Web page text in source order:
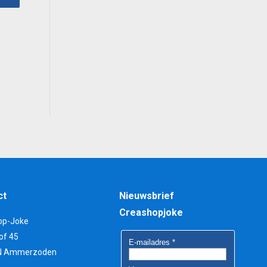
Joke
45
Ammerzoden
Nieuwsbrief
Creashopjoke